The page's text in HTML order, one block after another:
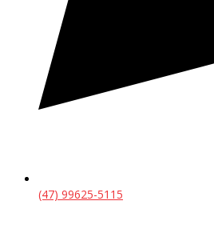
(47) 99625-5115